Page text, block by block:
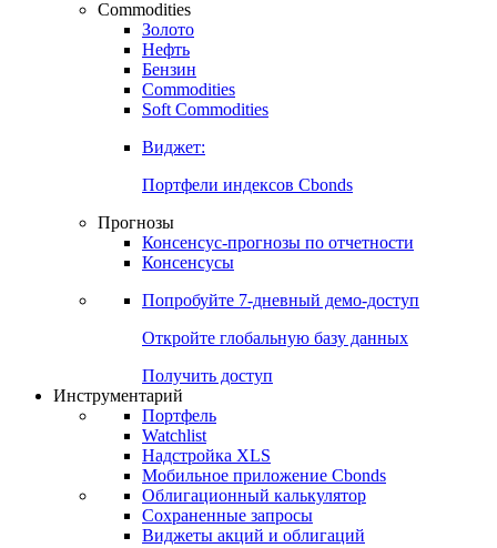
Commodities
Золото
Нефть
Бензин
Commodities
Soft Commodities
Виджет:
Портфели индексов Cbonds
Прогнозы
Консенсус-прогнозы по отчетности
Консенсусы
Попробуйте 7-дневный демо-доступ
Откройте глобальную базу данных
Получить доступ
Инструментарий
Портфель
Watchlist
Надстройка XLS
Мобильное приложение Cbonds
Облигационный калькулятор
Сохраненные запросы
Виджеты акций и облигаций